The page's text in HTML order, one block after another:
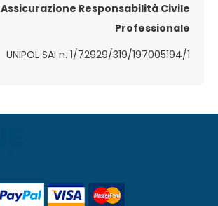
Assicurazione Responsabilità Civile
Professionale
UNIPOL SAI n. 1/72929/319/197005194/1